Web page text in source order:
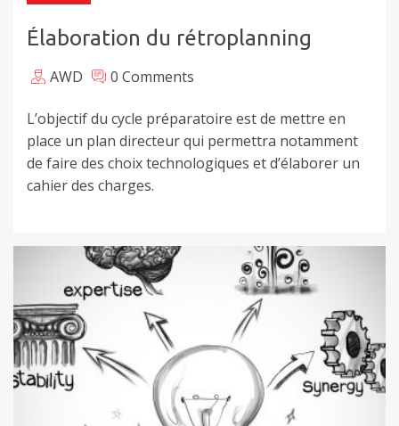
Élaboration du rétroplanning
AWD 0 Comments
L’objectif du cycle préparatoire est de mettre en
place un plan directeur qui permettra notamment
de faire des choix technologiques et d’élaborer un
cahier des charges.